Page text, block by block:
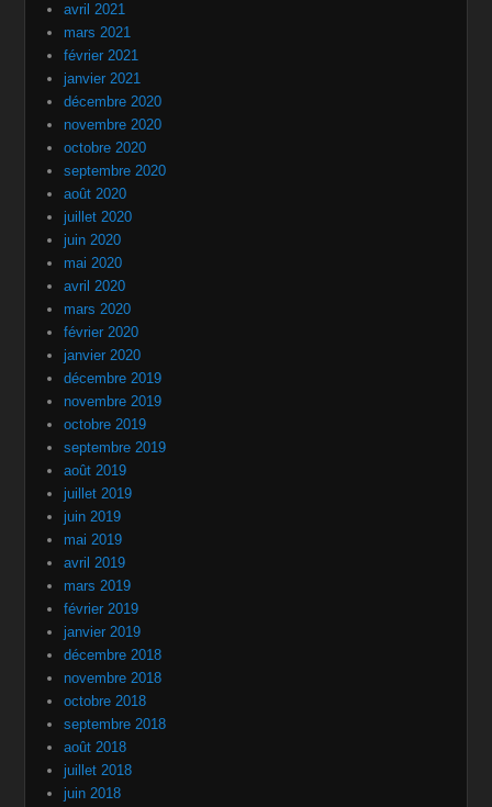
avril 2021
mars 2021
février 2021
janvier 2021
décembre 2020
novembre 2020
octobre 2020
septembre 2020
août 2020
juillet 2020
juin 2020
mai 2020
avril 2020
mars 2020
février 2020
janvier 2020
décembre 2019
novembre 2019
octobre 2019
septembre 2019
août 2019
juillet 2019
juin 2019
mai 2019
avril 2019
mars 2019
février 2019
janvier 2019
décembre 2018
novembre 2018
octobre 2018
septembre 2018
août 2018
juillet 2018
juin 2018